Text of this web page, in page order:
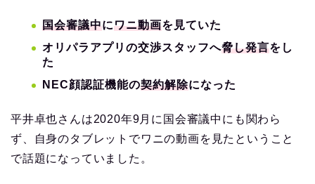
国会審議中にワニ動画を見ていた
オリパラアプリの交渉スタッフへ脅し発言をし
た
NEC顔認証機能の契約解除になった
平井卓也さんは2020年9月に国会審議中にも関わら
ず、自身のタブレットでワニの動画を見たということ
で話題になっていました。